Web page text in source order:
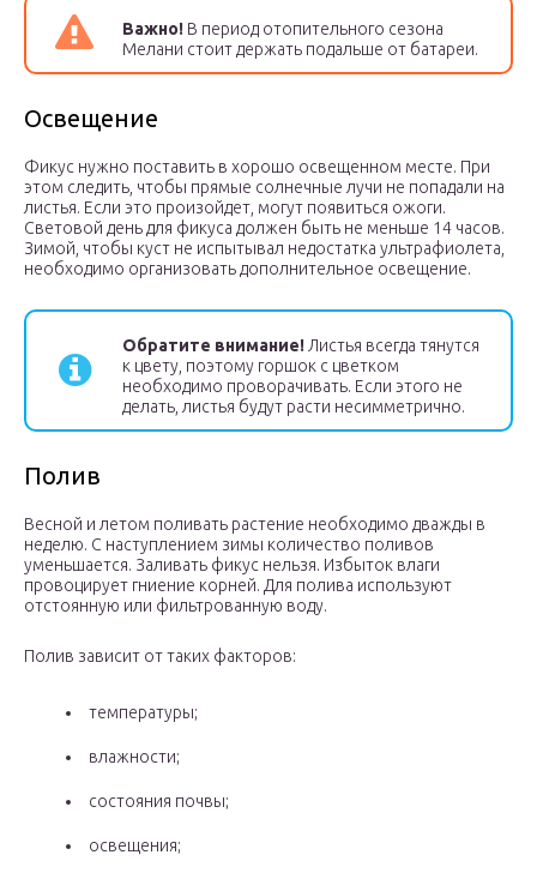
Важно! В период отопительного сезона
Мелани стоит держать подальше от батареи.
Освещение
Фикус нужно поставить в хорошо освещенном месте. При
этом следить, чтобы прямые солнечные лучи не попадали на
листья. Если это произойдет, могут появиться ожоги.
Световой день для фикуса должен быть не меньше 14 часов.
Зимой, чтобы куст не испытывал недостатка ультрафиолета,
необходимо организовать дополнительное освещение.
Обратите внимание! Листья всегда тянутся
к цвету, поэтому горшок с цветком
необходимо проворачивать. Если этого не
делать, листья будут расти несимметрично.
Полив
Весной и летом поливать растение необходимо дважды в
неделю. С наступлением зимы количество поливов
уменьшается. Заливать фикус нельзя. Избыток влаги
провоцирует гниение корней. Для полива используют
отстоянную или фильтрованную воду.
Полив зависит от таких факторов:
температуры;
влажности;
состояния почвы;
освещения;